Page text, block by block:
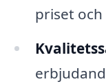
priset